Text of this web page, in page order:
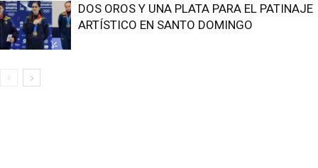
DOS OROS Y UNA PLATA PARA EL PATINAJE
ARTÍSTICO EN SANTO DOMINGO